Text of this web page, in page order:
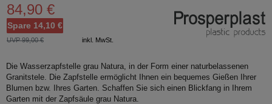
84,90 €
Spare 14,10 €
UVP 99,00 € inkl. MwSt.
Die Wasserzapfstelle grau Natura, in der Form einer naturbelassenen
Granitstele. Die Zapfstelle ermöglicht Ihnen ein bequemes Gießen Ihrer
Blumen bzw. Ihres Garten. Schaffen Sie sich einen Blickfang in Ihrem
Garten mit der Zapfsäule grau Natura.